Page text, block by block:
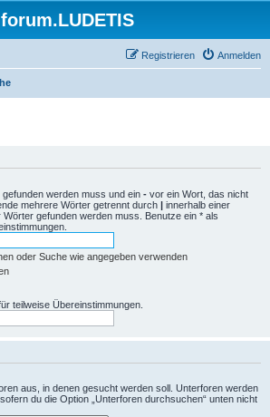
forum.LUDETIS
Anmelden
Registrieren
werden muss und ein - vor ein Wort, das nicht
mehrere Wörter getrennt durch | innerhalb einer
Wörter gefunden werden muss. Benutze ein * als
oder Suche wie angegeben verwenden
teilweise Übereinstimmungen.
aus, in denen gesucht werden soll. Unterforen werden
du die Option „Unterforen durchsuchen“ unten nicht